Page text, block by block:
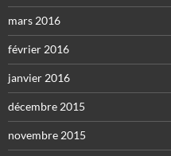
mars 2016
février 2016
janvier 2016
décembre 2015
novembre 2015